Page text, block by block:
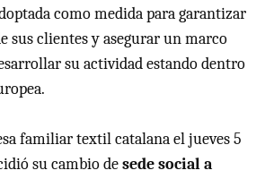
como medida para garantizar
sus clientes y asegurar un marco
su actividad estando dentro
familiar textil catalana el jueves 5
su cambio desede social a